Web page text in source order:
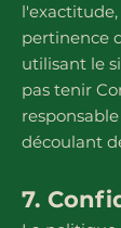
pertinence
utilisant le
pas tenir
découlant
7.